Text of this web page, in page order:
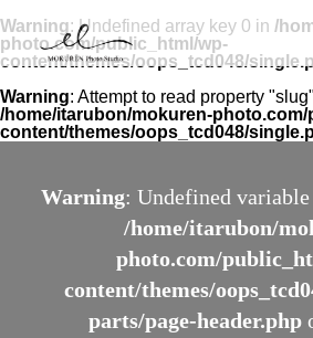
Warning: Undefined array key 0 in /
photo.com/public_html/wp-
content/themes/oops_tcd048/
Warning: Attempt to read property
/home/itarubon/mokuren-
content/themes/oops_tcd048/
Warning: Undefined variable
/home/itarubon/
photo.com/
content/themes/
parts/page-header.php